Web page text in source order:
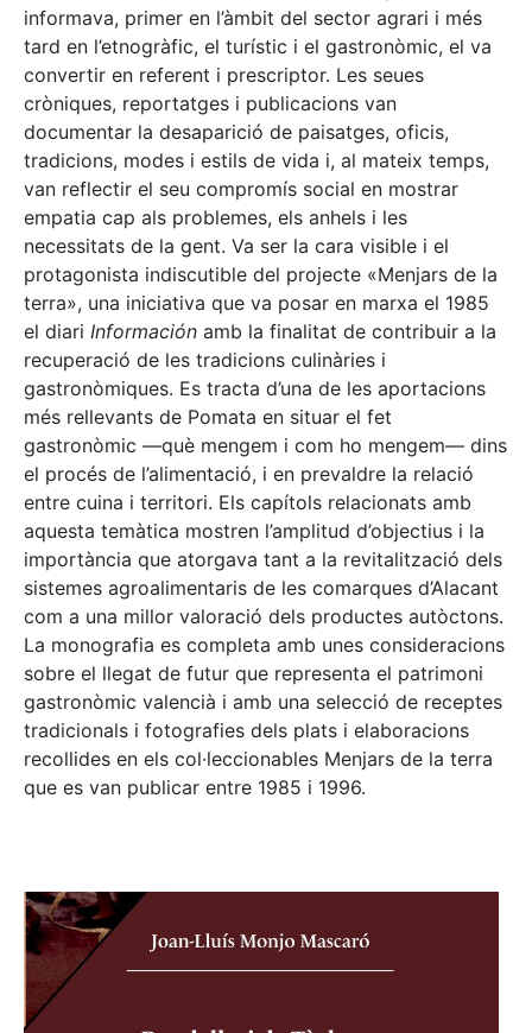
informava, primer en l’àmbit del sector agrari i més
tard en l’etnogràfic, el turístic i el gastronòmic, el va
convertir en referent i prescriptor. Les seues
cròniques, reportatges i publicacions van
documentar la desaparició de paisatges, oficis,
tradicions, modes i estils de vida i, al mateix temps,
van reflectir el seu compromís social en mostrar
empatia cap als problemes, els anhels i les
necessitats de la gent. Va ser la cara visible i el
protagonista indiscutible del projecte «Menjars de la
terra», una iniciativa que va posar en marxa el 1985
el diari Información amb la finalitat de contribuir a la
recuperació de les tradicions culinàries i
gastronòmiques. Es tracta d’una de les aportacions
més rellevants de Pomata en situar el fet
gastronòmic —què mengem i com ho mengem— dins
el procés de l’alimentació, i en prevaldre la relació
entre cuina i territori. Els capítols relacionats amb
aquesta temàtica mostren l’amplitud d’objectius i la
importància que atorgava tant a la revitalització dels
sistemes agroalimentaris de les comarques d’Alacant
com a una millor valoració dels productes autòctons.
La monografia es completa amb unes consideracions
sobre el llegat de futur que representa el patrimoni
gastronòmic valencià i amb una selecció de receptes
tradicionals i fotografies dels plats i elaboracions
recollides en els col·leccionables Menjars de la terra
que es van publicar entre 1985 i 1996.